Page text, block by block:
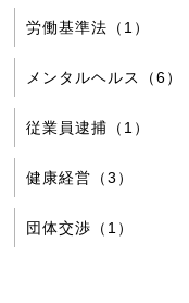
労働基準法（1）
メンタルヘルス（6）
従業員逮捕（1）
健康経営（3）
団体交渉（1）